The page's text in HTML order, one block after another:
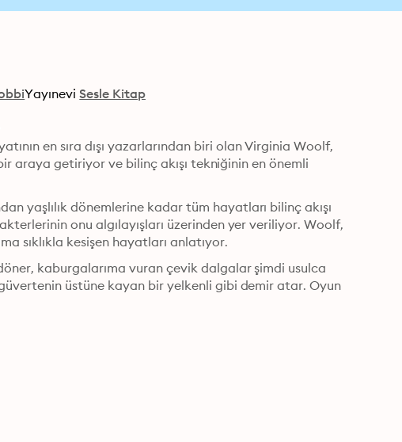
Yayınevi Sesle Kitap
en sıra dışı yazarlarından biri olan Virginia Woolf,
araya getiriyor ve bilinç akışı tekniğinin en önemli
yaşlılık dönemlerine kadar tüm hayatları bilinç akışı
onu algılayışları üzerinden yer veriliyor. Woolf,
sıklıkla kesişen hayatları anlatıyor.
kaburgalarıma vuran çevik dalgalar şimdi usulca
üstüne kayan bir yelkenli gibi demir atar. Oyun